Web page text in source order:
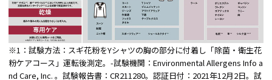
※1：試験方法：スギ花粉をYシャツの胸の部分に付着し「除菌・衛生花
粉ケアコース」運転後測定。-試験機関：Environmental Allergens Info a
nd Care, Inc. 。試験報告書：CR211280。認証日付：2021年12月2日。試